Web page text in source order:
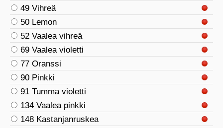
49 Vihreä
50 Lemon
52 Vaalea vihreä
69 Vaalea violetti
77 Oranssi
90 Pinkki
91 Tumma violetti
134 Vaalea pinkki
148 Kastanjanruskea